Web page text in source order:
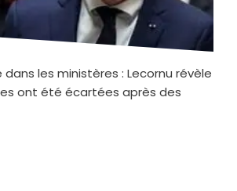
les ministères : Lecornu révèle
ont été écartées après des